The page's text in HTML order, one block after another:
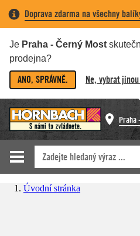
Doprava zdarma na všechny
Je Praha - Černý Most
prodejna?
ANO, SPRÁVNĚ. Ne, vybrat
Praha
Úvodní stránka